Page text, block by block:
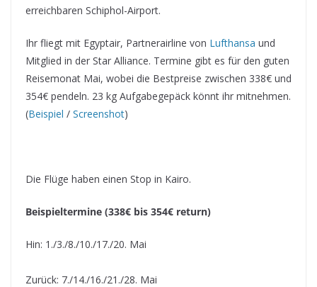
erreichbaren Schiphol-Airport.
Ihr fliegt mit Egyptair, Partnerairline von Lufthansa und
Mitglied in der Star Alliance. Termine gibt es für den guten
Reisemonat Mai, wobei die Bestpreise zwischen 338€ und
354€ pendeln. 23 kg Aufgabegepäck könnt ihr mitnehmen.
(Beispiel / Screenshot)
Die Flüge haben einen Stop in Kairo.
Beispieltermine (338€ bis 354€ return)
Hin: 1./3./8./10./17./20. Mai
Zurück: 7./14./16./21./28. Mai